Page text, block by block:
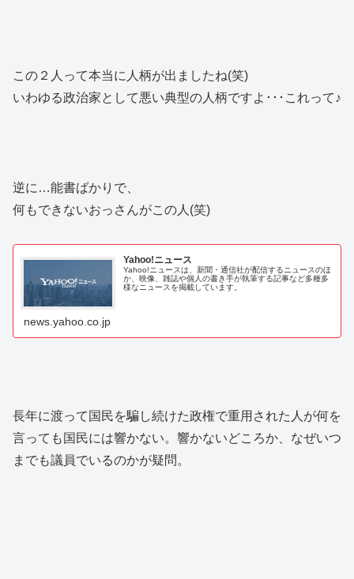
この２人って本当に人柄が出ましたね(笑)
いわゆる政治家として悪い典型の人柄ですよ･･･これって♪
逆に…能書ばかりで、
何もできないおっさんがこの人(笑)
Yahoo!ニュース
Yahoo!ニュースは、新聞・通信社が配信するニュースのほ
か、映像、雑誌や個人の書き手が執筆する記事など多種多
様なニュースを掲載しています。
news.yahoo.co.jp
長年に渡って国民を騙し続けた政権で重用された人が何を
言っても国民には響かない。響かないどころか、なぜいつ
までも議員でいるのかが疑問。